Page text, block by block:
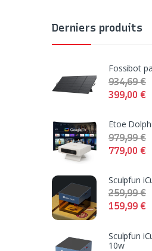
Derniers produits
Fossibot
399,00€
934,69€
Etoe
779,00€
979,99€
Sculpfun
159,99€
259,99€
Sculpfun
10w